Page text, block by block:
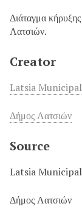
Διάταγμα
Λατσιών.
Creator
Latsia
Δήμος Λατσιών
Source
Latsia
Δήμος Λατσιών